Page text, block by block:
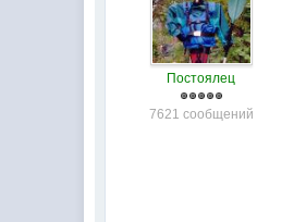
Постоялец
7621 сообщений